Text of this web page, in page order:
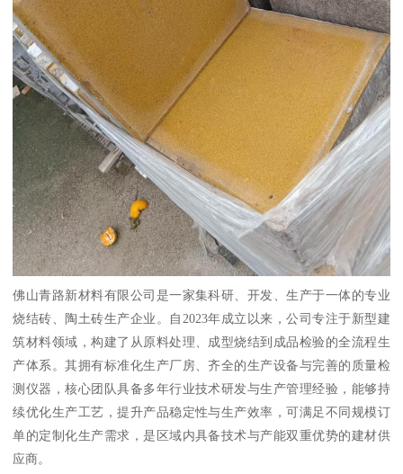
佛山青路新材料有限公司是一家集科研、开发、生产于一体的专业
烧结砖、陶土砖生产企业。自2023年成立以来，公司专注于新型建
筑材料领域，构建了从原料处理、成型烧结到成品检验的全流程生
产体系。其拥有标准化生产厂房、齐全的生产设备与完善的质量检
测仪器，核心团队具备多年行业技术研发与生产管理经验，能够持
续优化生产工艺，提升产品稳定性与生产效率，可满足不同规模订
单的定制化生产需求，是区域内具备技术与产能双重优势的建材供
应商。